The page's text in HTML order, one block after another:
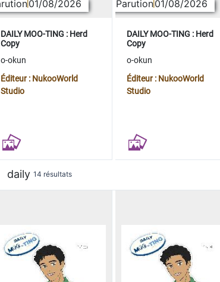
01/08/2026
DAILY MOO-TING : Herd
Copy
o-okun
Éditeur : NukooWorld
Studio
Parution01/08/2026
DAILY MOO-TING : Herd
Copy
o-okun
Éditeur : NukooWorld
Studio
daily 14 résultats